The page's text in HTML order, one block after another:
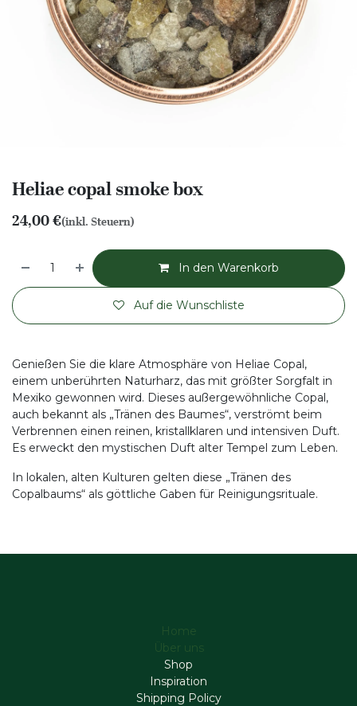
Heliae copal smoke box
24,00€(inkl. Steuern)
In den Warenkorb
Auf die Wunschliste
Genießen Sie die klare Atmosphäre von Heliae Copal,
einem unberührten Naturharz, das mit größter Sorgfalt in
Mexiko gewonnen wird. Dieses außergewöhnliche Copal,
auch bekannt als „Tränen des Baumes“, verströmt beim
Verbrennen einen reinen, kristallklaren und intensiven Duft.
Es erweckt den mystischen Duft alter Tempel zum Leben.
In lokalen, alten Kulturen gelten diese „Tränen des
Copalbaums“ als göttliche Gaben für Reinigungsrituale.
Home
Über uns
Shop
Inspiration
Shipping Policy